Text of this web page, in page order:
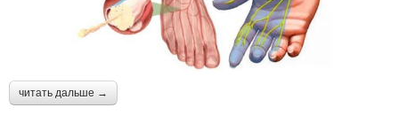
читать дальше →